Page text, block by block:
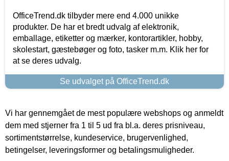
OfficeTrend.dk tilbyder mere end 4.000 unikke
produkter. De har et bredt udvalg af elektronik,
emballage, etiketter og mærker, kontorartikler, hobby,
skolestart, gæstebøger og foto, tasker m.m. Klik her for
at se deres udvalg.
Se udvalget på OfficeTrend.dk
Vi har gennemgået de mest populære webshops og anmeldt
dem med stjerner fra 1 til 5 ud fra bl.a. deres prisniveau,
sortimentstørrelse, kundeservice, brugervenlighed,
betingelser, leveringsformer og betalingsmuligheder.